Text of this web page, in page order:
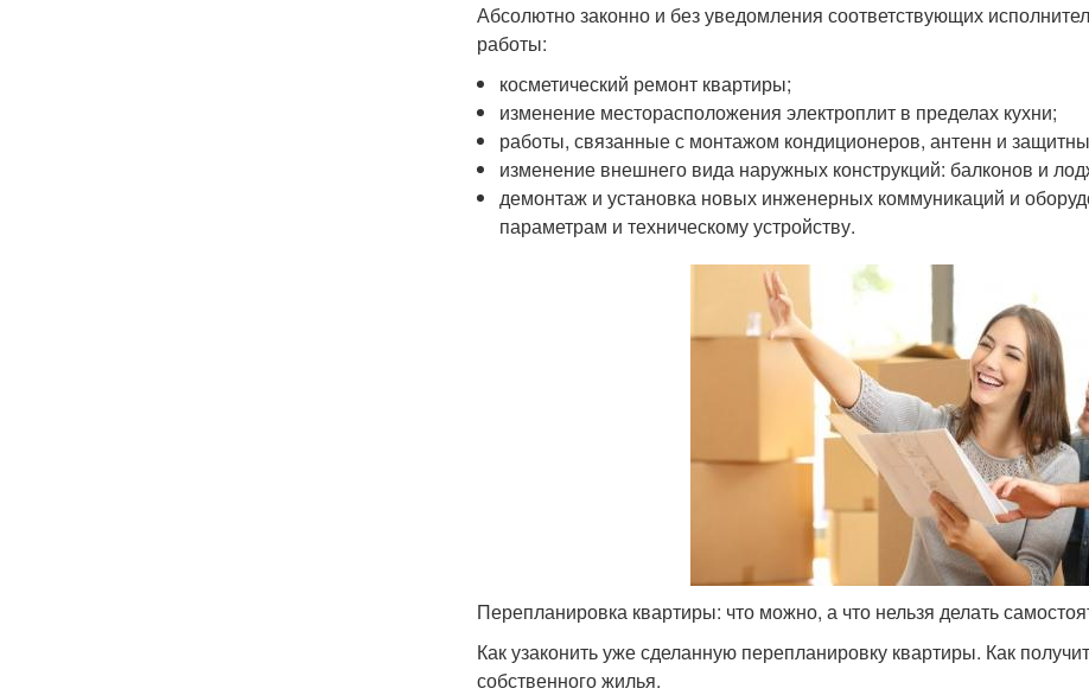
Абсолютно законно и без уведомления соответствующих
работы:
косметический ремонт квартиры;
изменение месторасположения электроплит в пределах кухни;
работы, связанные с монтажом кондиционеров, антенн и
изменение внешнего вида наружных конструкций: балконов и
демонтаж и установка новых инженерных коммуникаций и
параметрам и техническому устройству.
Перепланировка квартиры: что можно, а что нельзя делать
Как узаконить уже сделанную перепланировку квартиры. Как
собственного жилья.